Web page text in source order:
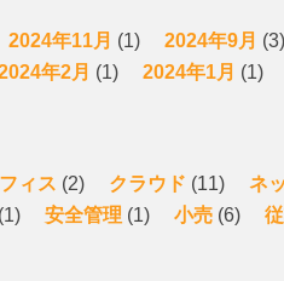
2024年11月 (1) 2024年9月 (3)
年2月 (1) 2024年1月 (1)
ィス (2) クラウド (11) ネ
(1) 安全管理 (1) 小売 (6)